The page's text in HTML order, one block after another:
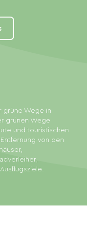
grüne Wege in
grünen Wege
und touristischen
von den